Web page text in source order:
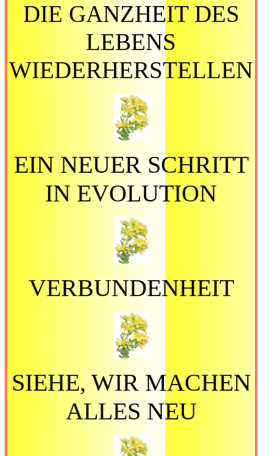
DIE GANZHEIT DES
LEBENS
WIEDERHERSTELLEN
EIN NEUER SCHRITT
IN EVOLUTION
VERBUNDENHEIT
SIEHE, WIR MACHEN
ALLES NEU